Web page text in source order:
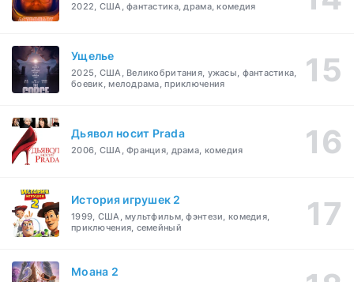
2022, США, фантастика, драма, комедия
Ущелье
2025, США, Великобритания, ужасы, фантастика,
боевик, мелодрама, приключения
Дьявол носит Prada
2006, США, Франция, драма, комедия
История игрушек 2
1999, США, мультфильм, фэнтези, комедия,
приключения, семейный
Моана 2